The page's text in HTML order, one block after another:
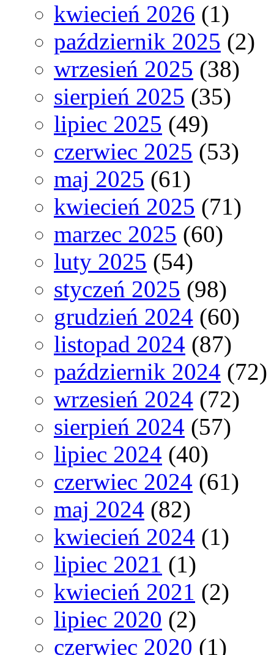
kwiecień 2026 (1)
październik 2025 (2)
wrzesień 2025 (38)
sierpień 2025 (35)
lipiec 2025 (49)
czerwiec 2025 (53)
maj 2025 (61)
kwiecień 2025 (71)
marzec 2025 (60)
luty 2025 (54)
styczeń 2025 (98)
grudzień 2024 (60)
listopad 2024 (87)
październik 2024 (72)
wrzesień 2024 (72)
sierpień 2024 (57)
lipiec 2024 (40)
czerwiec 2024 (61)
maj 2024 (82)
kwiecień 2024 (1)
lipiec 2021 (1)
kwiecień 2021 (2)
lipiec 2020 (2)
czerwiec 2020 (1)